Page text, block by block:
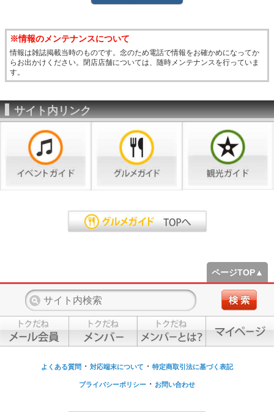
※情報のメンテナンスについて
情報は雑誌掲載当時のものです。念のため電話で情報をお確かめになってか
らお出かけください。閉店店舗については、随時メンテナンスを行っていま
す。
サイト内リンク
ページTOP▲
よくある質問 ・ 対応端末について ・ 特定商取引法に基づく表記
プライバシーポリシー ・ お問い合わせ